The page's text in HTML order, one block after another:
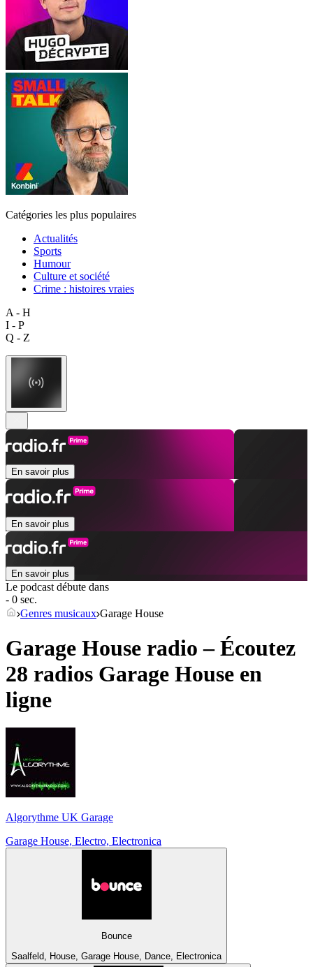
Catégories les plus populaires
Actualités
Sports
Humour
Culture et société
Crime : histoires vraies
A - H
I - P
Q - Z
En savoir plus
En savoir plus
En savoir plus
Le podcast débute dans
- 0 sec.
Genres musicaux Garage House
Garage House radio – Écoutez
28 radios Garage House en
ligne
Algorythme UK Garage
Garage House, Electro, Electronica
Bounce
Saalfeld, House, Garage House, Dance, Electronica